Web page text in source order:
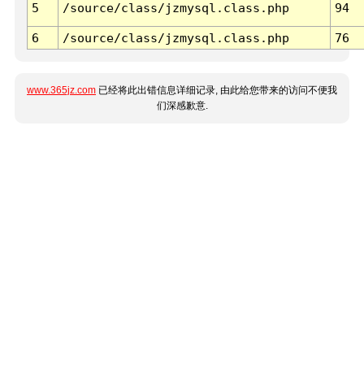
5 /source/class/jzmysql.class.php 94
6 /source/class/jzmysql.class.php 76
www.365jz.com 已经将此出错信息详细记录, 由此给您带来的访问不便我
们深感歉意.